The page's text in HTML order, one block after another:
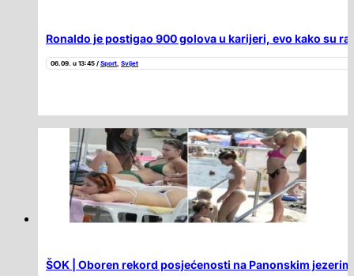
Ronaldo je postigao 900 golova u karijeri, evo kako su
06.09. u 13:45 / Sport, Svijet
ŠOK | Oboren rekord posjećenosti na Panonskim